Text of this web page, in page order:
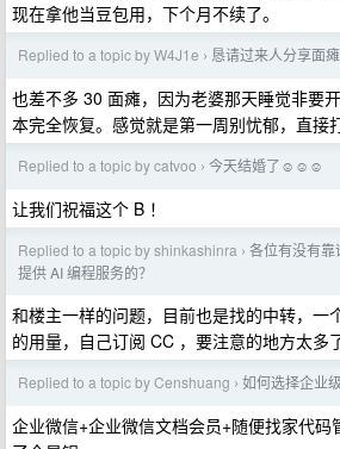
现在拿他当豆包用，下个月不续了。
Replied to a topic by W4J1e › 恳请过来人分享面
也差不多 30 面瘫，因为老婆那天睡觉非要
本完全恢复。感觉就是第一周别忧郁，直接
Replied to a topic by catvoo › 今天结婚了☺️☺️☺️
让我们祝福这个 B ！
Replied to a topic by shinkashinra › 各位有没有靠
提供 AI 编程服务的？
和楼主一样的问题，目前也是找的中转，一
的用量，自己订阅 CC ，要注意的地方太多
Replied to a topic by Censhuang › 如何选择企业
企业微信+企业微信文档会员+随便找家代码